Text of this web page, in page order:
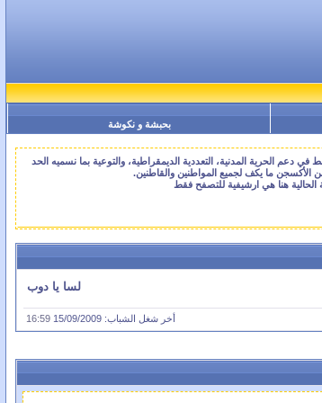
بحبشة و نكوشة
الحرية المدنية، التعددية الديمقراطية، والتوعية بما نسميه الحد
الأكسجن ما يكف لجميع المواطنين والقاطنين.
لسا يا دوب
أخر شغل الشباب: 15/09/2009
16:59